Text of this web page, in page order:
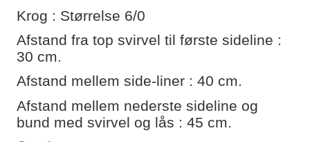
Krog : Størrelse 6/0
Afstand fra top svirvel til første sideline :
30 cm.
Afstand mellem side-liner : 40 cm.
Afstand mellem nederste sideline og
bund med svirvel og lås : 45 cm.